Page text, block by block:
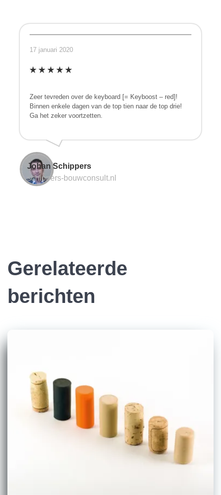
17 januari 2020
Zeer tevreden over de keyboard [= Keyboost – red]!
Binnen enkele dagen van de top tien naar de top drie!
Ga het zeker voortzetten.
Johan Schippers
schippers-bouwconsult.nl
Gerelateerde
berichten